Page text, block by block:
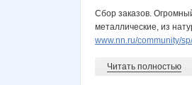
Сбор заказов.
металлические, из
www.nn.ru/community/
Читать полностью